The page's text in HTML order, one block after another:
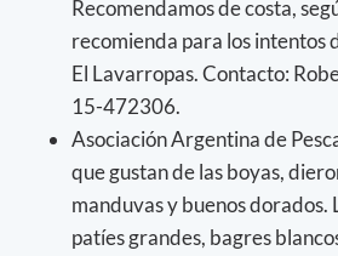
Recomendamos de costa,
recomienda para los intentos
El Lavarropas. Contacto:
15-472306.
Asociación Argentina de
que gustan de las boyas,
manduvas y buenos dorados.
patíes grandes, bagres